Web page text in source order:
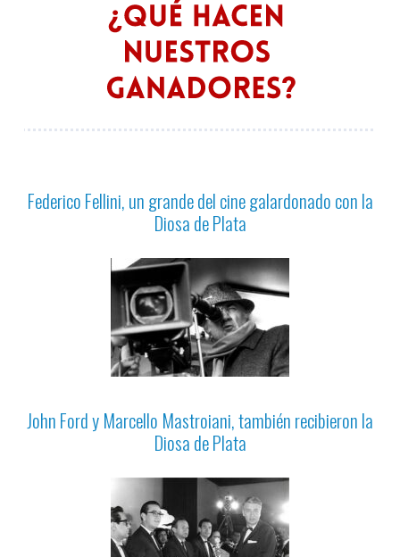
Federico Fellini, un grande del cine galardonado con la
Diosa de Plata
John Ford y Marcello Mastroiani, también recibieron la
Diosa de Plata